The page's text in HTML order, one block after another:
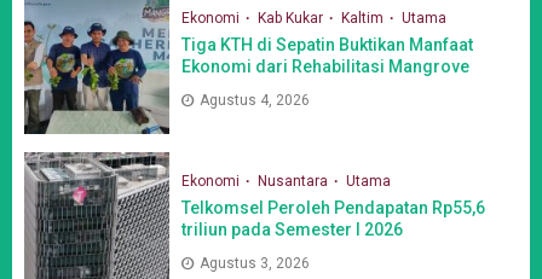
Ekonomi Kab Kukar Kaltim Utama
Tiga KTH di Sepatin Buktikan Manfaat
Ekonomi dari Rehabilitasi Mangrove
Agustus 4, 2026
Ekonomi Nusantara Utama
Telkomsel Peroleh Pendapatan Rp55,6
triliun pada Semester I 2026
Agustus 3, 2026